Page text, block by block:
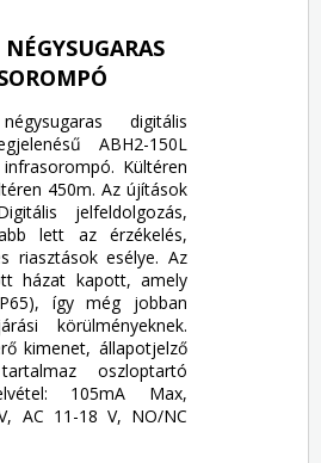
digitális
ABH2-150L
Kültéren
450m. Az újítások
jelfeldolgozás,
lett az érzékelés,
riasztások esélye. Az
házat kapott, amely
így még jobban
körülményeknek.
kimenet, állapotjelző
oszloptartó
105mA Max,
AC 11-18 V, NO/NC